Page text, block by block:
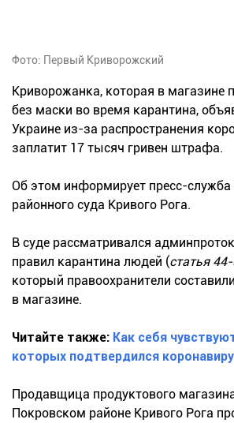
Фото: Первый Криворожский
Криворожанка, которая в магазине
без маски во время карантина,
Украине из-за распространения
заплатит 17 тысяч гривен штрафа.
Об этом информирует пресс-служба
районного суда Кривого Рога.
В суде рассматривался
правил карантина людей (статья
который правоохранители
в магазине.
Читайте также: Как себя
которых подтвердился
Продавщица продуктового
Покровском районе Кривого Рога